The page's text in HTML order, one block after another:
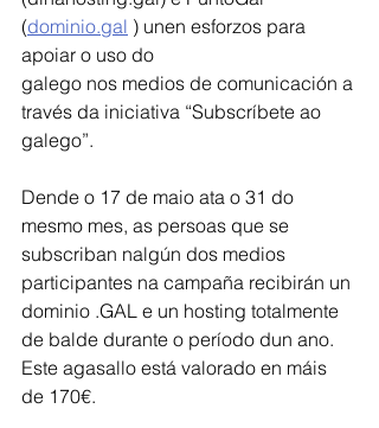
(dominio.gal ) unen esforzos para
apoiar o uso do
galego nos medios de comunicación a
través da iniciativa “Subscríbete ao
galego”.
Dende o 17 de maio ata o 31 do
mesmo mes, as persoas que se
subscriban nalgún dos medios
participantes na campaña recibirán un
dominio .GAL e un hosting totalmente
de balde durante o período dun ano.
Este agasallo está valorado en máis
de 170€.